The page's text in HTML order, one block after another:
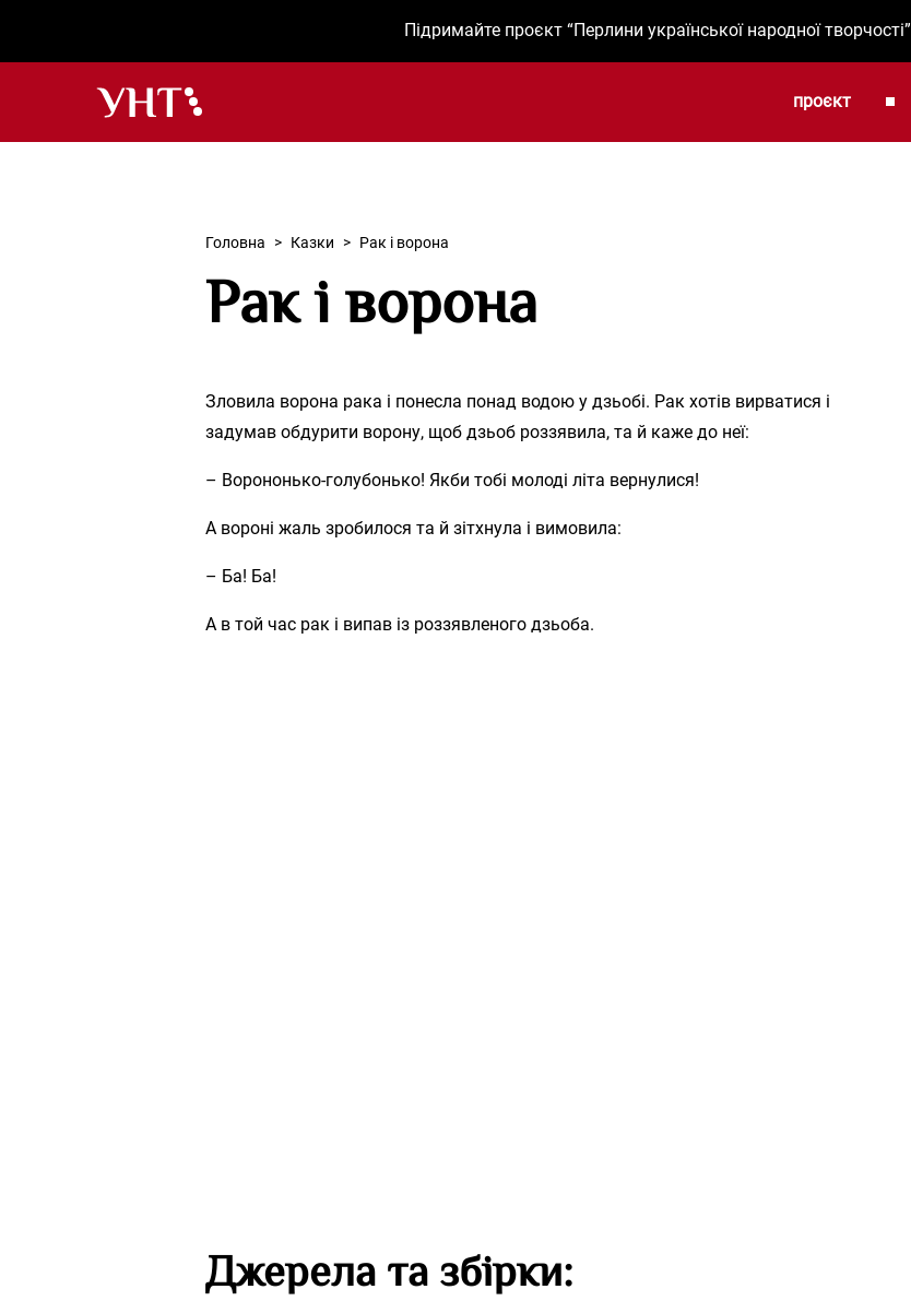
Підримайте проєкт “Перлини української народної творчості”
проєкт
Головна > Казки > Рак і ворона
Рак і ворона
Зловила ворона рака і понесла понад водою у дзьобі. Рак хотів вирватися і
задумав обдурити ворону, щоб дзьоб роззявила, та й каже до неї:
– Ворононько-голубонько! Якби тобі молоді літа вернулися!
А вороні жаль зробилося та й зітхнула і вимовила:
– Ба! Ба!
А в той час рак і випав із роззявленого дзьоба.
Джерела та збірки: